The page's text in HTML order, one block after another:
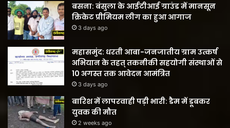
बसना: बंसुला के आईटीआई ग्राउंड में मानसून
क्रिकेट प्रीमियम लीग का हुआ आगाज
3 days ago
महासमुंद: धरती आबा-जनजातीय ग्राम उत्कर्ष
अभियान के तहत् तकनीकी सहयोगी संस्थाओं से
10 अगस्त तक आवेदन आमंत्रित
3 days ago
बारिश में लापरवाही पड़ी भारी: डैम में डूबकर
युवक की मौत
2 weeks ago